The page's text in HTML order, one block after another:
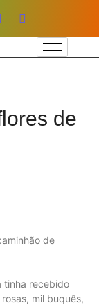
de
de
tinha recebido
mil buquês,